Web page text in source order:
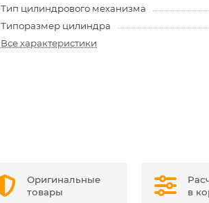
Тип цилиндрового механизма
Типоразмер цилиндра
Все характеристики
Оригинальные
товары
в